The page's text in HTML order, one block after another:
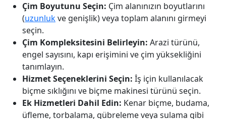
Çim Boyutunu Seçin: Çim alanınızın boyutlarını
(uzunlukve genişlik) veya toplam alanını girmeyi
seçin.
Çim Kompleksitesini Belirleyin: Arazi türünü,
engel sayısını, kapı erişimini ve çim yüksekliğini
tanımlayın.
Hizmet Seçeneklerini Seçin: İş için kullanılacak
biçme sıklığını ve biçme makinesi türünü seçin.
Ek Hizmetleri Dahil Edin: Kenar biçme, budama,
üfleme, torbalama, gübreleme veya sulama gibi